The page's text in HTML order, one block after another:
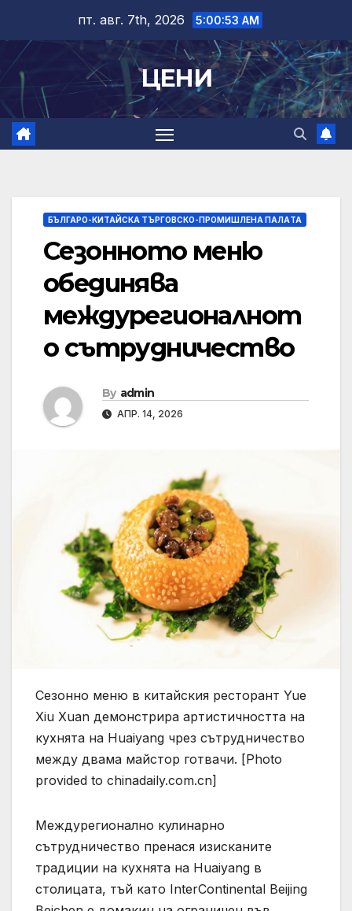
content
пт. авг. 7th, 2026 5:00:54 AM
ЦЕНИ
БЪЛГАРО-КИТАЙСКА ТЪРГОВСКО-ПРОМИШЛЕНА ПАЛAТА
Сезонното меню
обединява
междурегионалнот
о сътрудничество
By admin
АПР. 14, 2026
Сезонно меню в китайския ресторант Yue
Xiu Xuan демонстрира артистичността на
кухнята на Huaiyang чрез сътрудничество
между двама майстор готвачи. [Photo
provided to chinadaily.com.cn]
Междурегионално кулинарно
сътрудничество пренася изисканите
традиции на кухнята на Huaiyang в
столицата, тъй като InterContinental Beijing